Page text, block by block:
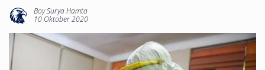
Boy Surya Hamta
10 Oktober 2020